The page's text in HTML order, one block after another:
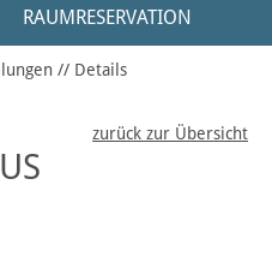
RAUMRESERVATION
Details
zurück zur Übersicht